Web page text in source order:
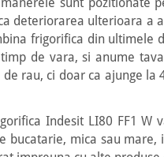
deteriorarea ulterioara a
frigorifica din ultimele
de vara, si anume
rau, ci doar ca ajunge
Indesit LI80 FF1 W
bucatarie, mica sau